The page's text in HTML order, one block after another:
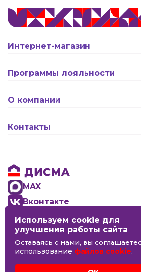
Интернет-магазин
Программы лояльности
Правила программы
Бонусная программа для
О компании
Контакты
Обратная связь
Правовая информация
MAX
Вконтакте
8 (4942) 44-06-14
Кострома
Кинешма
Кострома
Используем cookie для
улучшения работы сайта
Оставаясь с нами, вы
использование файлов cookie.